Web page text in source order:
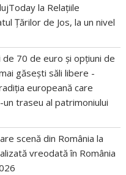
la Relațiile
Țărilor de Jos, la un nivel
70 de euro și opțiuni de
găsești săli libere -
europeană care
traseu al patrimoniului
scenă din România la
vreodată în România